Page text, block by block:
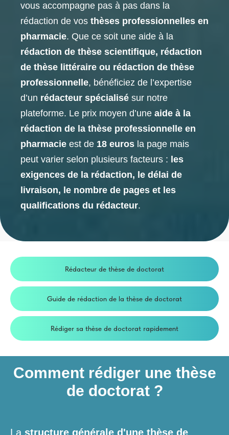
vous accompagne pas à pas dans la
rédaction de vos thèses professionnelles en
pharmacie. Que ce soit une aide à la
rédaction de thèse scientifique, rédaction
de thèse littéraire ou rédaction de thèse
professionnelle, bénéficiez de l’expertise
d’un rédacteur spécialisé sur notre
plateforme. Le prix moyen d’une aide à la
rédaction de la thèse professionnelle en
pharmacie est de 18 euros la page mais
peut varier selon plusieurs facteurs : les
exigences de la rédaction, le délai de
livraison, le nombre de pages et les
qualifications du rédacteur.
Rédacteur de thèse de doctorat
Guide de rédaction de la thèse de doctorat
Rédiger sa thèse de doctorat rapidement
Comment rédiger une thèse
de doctorat ?
La structure générale d'une thèse de